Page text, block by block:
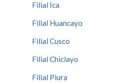
Filial Ica
Filial Huancayo
Filial Cusco
Filial Chiclayo
Filial Piura